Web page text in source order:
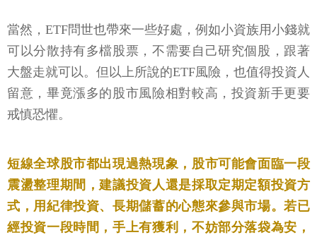
當然，ETF問世也帶來一些好處，例如小資族用小錢就
可以分散持有多檔股票，不需要自己研究個股，跟著
大盤走就可以。但以上所說的ETF風險，也值得投資人
留意，畢竟漲多的股市風險相對較高，投資新手更要
戒慎恐懼。
短線全球股市都出現過熱現象，股市可能會面臨一段
震盪整理期間，建議投資人還是採取定期定額投資方
式，用紀律投資、長期儲蓄的心態來參與市場。若已
經投資一段時間，手上有獲利，不妨部分落袋為安，